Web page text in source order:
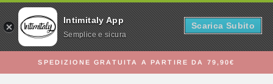
Metti
SPEDIZIONE GRATUITA A PARTIRE DA 79,90€
Intimitaly App
Semplice e sicura
Scarica Subito